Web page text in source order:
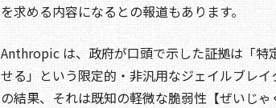
を求める内容になるとの報道もあります。
Anthropic は、政府が口頭で示した証拠は「特
せる」という限定的・非汎用なジェイルブレ
の結果、それは既知の軽微な脆弱性【ぜいじ